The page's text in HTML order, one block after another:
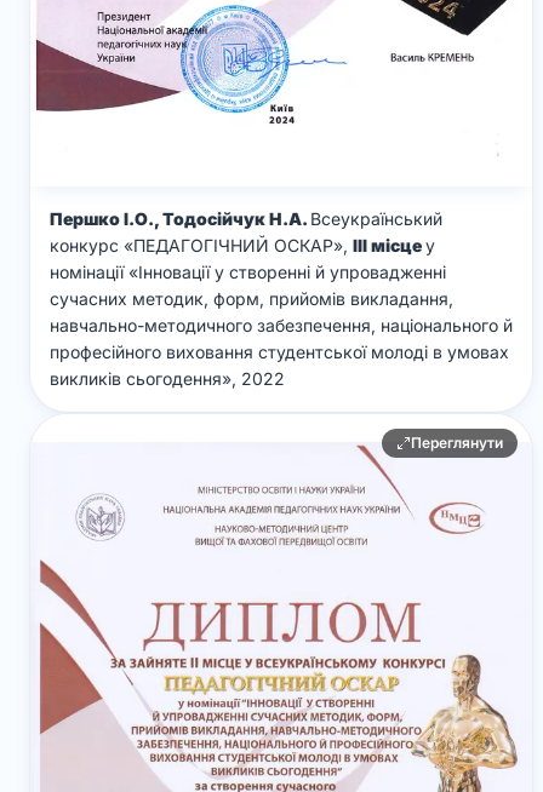
Першко І.О., Тодосійчук Н.А. Всеукраїнський
конкурс «ПЕДАГОГІЧНИЙ ОСКАР», ІІІ місцеу
номінації «Інновації у створенні й упровадженні
сучасних методик, форм, прийомів викладання,
навчально-методичного забезпечення, національного й
професійного виховання студентської молоді в умовах
викликів сьогодення», 2022
Переглянути